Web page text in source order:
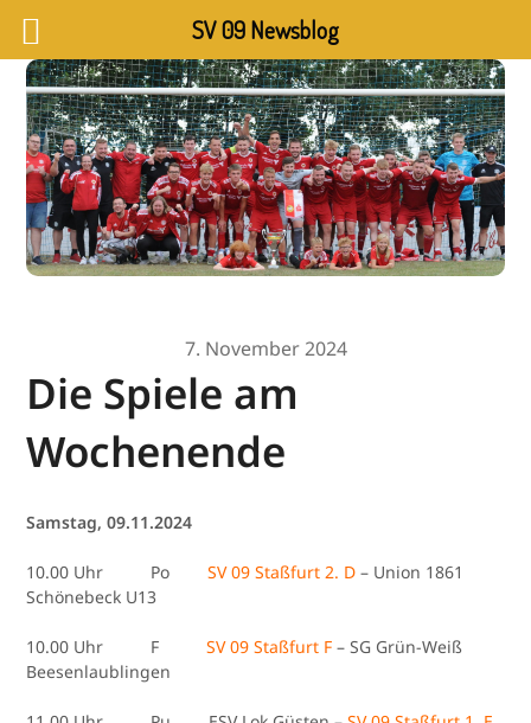
7. November 2024
Die Spiele am
Wochenende
Samstag, 09.11.2024
10.00 Uhr PoSV 09 Staßfurt 2. D – Union 1861
Schönebeck U13
10.00 Uhr FSV 09 Staßfurt F – SG Grün-Weiß
Beesenlaublingen
SV 09 Newsblog